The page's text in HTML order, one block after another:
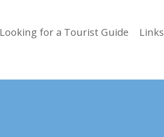
Looking for a Tourist Guide Links